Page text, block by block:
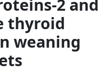
2 and
thyroid
weaning